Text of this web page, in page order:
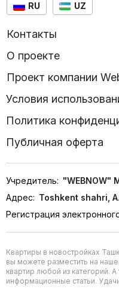
RU UZ
Контакты
О проекте
Проект компании
Условия
Политика
Публичная оферта
Учредитель: "WEBNOW"
Адрес: Toshkent shahri,
Регистрация
Квартиры в новостройках
вы можете разместить на
квартир любой из категорий.
информационные статьи.